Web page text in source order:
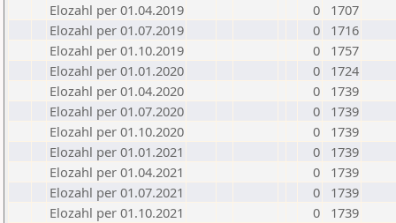
Elozahl per 01.04.2019
0
1707
Elozahl per 01.07.2019
0
1716
Elozahl per 01.10.2019
0
1757
Elozahl per 01.01.2020
0
1724
Elozahl per 01.04.2020
0
1739
Elozahl per 01.07.2020
0
1739
Elozahl per 01.10.2020
0
1739
Elozahl per 01.01.2021
0
1739
Elozahl per 01.04.2021
0
1739
Elozahl per 01.07.2021
0
1739
Elozahl per 01.10.2021
0
1739